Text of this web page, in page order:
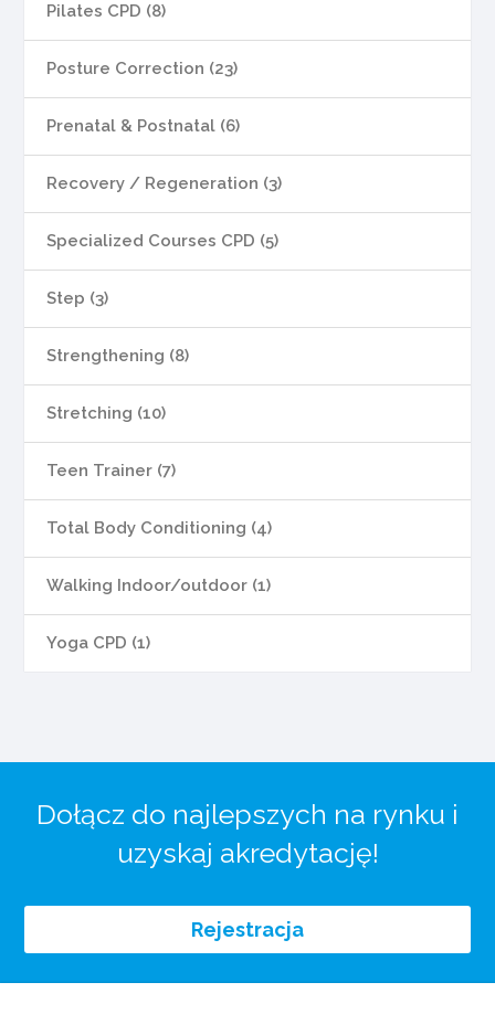
Pilates CPD (8)
Posture Correction (23)
Prenatal & Postnatal (6)
Recovery / Regeneration (3)
Specialized Courses CPD (5)
Step (3)
Strengthening (8)
Stretching (10)
Teen Trainer (7)
Total Body Conditioning (4)
Walking Indoor/outdoor (1)
Yoga CPD (1)
Dołącz do najlepszych na rynku i
uzyskaj akredytację!
Rejestracja